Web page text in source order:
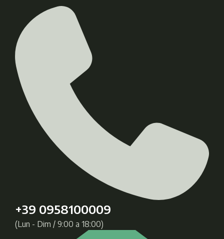
+39 0958100009
(Lun - Dim / 9:00 a 18:00)